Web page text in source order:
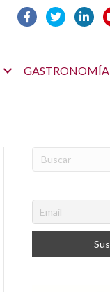
GASTRONOMÍA